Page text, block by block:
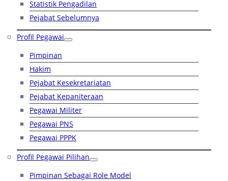
Statistik Pengadilan
Pejabat Sebelumnya
Profil Pegawai
Pimpinan
Hakim
Pejabat Kesekretariatan
Pejabat Kepaniteraan
Pegawai Militer
Pegawai PNS
Pegawai PPPK
Profil Pegawai Pilihan
Pimpinan Sebagai Role Model